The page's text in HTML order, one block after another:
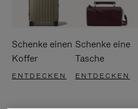
Schenke einen
Koffer
ENTDECKEN
Schenke eine
Tasche
ENTDECKEN